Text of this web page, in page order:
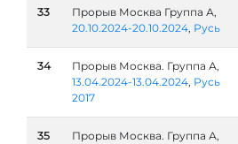
33
Прорыв Москва Группа А,
20.10.2024-20.10.2024, Русь
34
Прорыв Москва. Группа А,
13.04.2024-13.04.2024, Русь
2017
35
Прорыв Москва. Группа А,